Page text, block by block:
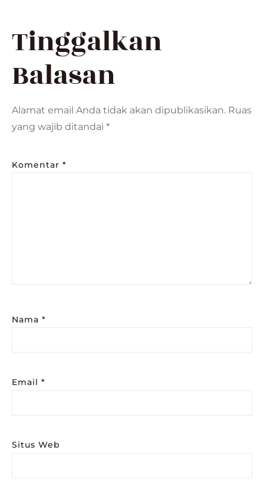
Tinggalkan
Balasan
Alamat email Anda tidak akan dipublikasikan. Ruas
yang wajib ditandai *
Komentar *
Nama *
Email *
Situs Web